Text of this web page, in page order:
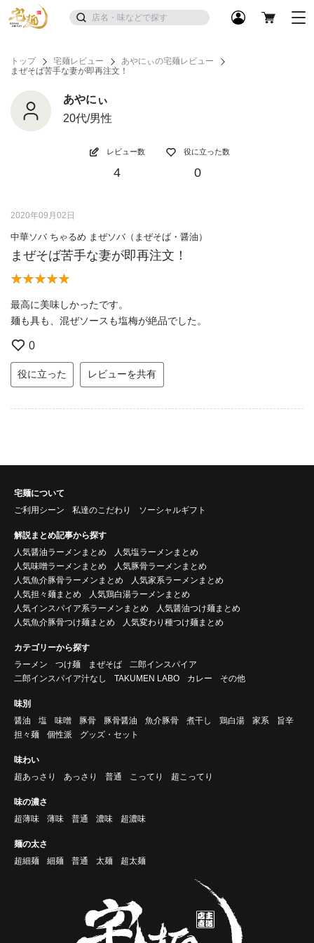
トップ 宅麺レビュー
あやにぃの宅麺レビュー
まぜそば苦手な妻が即再注文！
あやにぃ
20代/男性
レビュー数
4
役に立った数
0
2020年09月02日
中華ソバ ちゃるめ まぜソバ（まぜそば・醤油）
まぜそば苦手な妻が即再注文！
最高に美味しかったです。
麺も具も、混ぜソースも塩梅が絶品でした。
0
役に立った レビューを共有
宅麺について
ご利用シーン
私達のこだわり ソーシャルギフト
解説まとめ記事から探す
人気醤油ラーメンまとめ
人気塩ラーメンまとめ
人気味噌ラーメンまとめ
人気豚骨ラーメンまとめ
人気魚介豚骨ラーメンまとめ
人気家系ラーメンまとめ
人気担々麺まとめ
人気鶏白湯ラーメンまとめ
人気インスパイア系ラーメンまとめ
人気醤油つけ麺まとめ
人気魚介豚骨つけ麺まとめ
人気変わり種つけ麺まとめ
カテゴリーから探す
ラーメン
つけ麺 まぜそば
二郎インスパイア
二郎インスパイア汁なし
TAKUMEN LABO カレー その他
味別
醤油
塩 味噌 豚骨 豚骨醤油 魚介豚骨 煮干し 鶏白湯 家系
旨辛
担々麺
個性派 グッズ・セット
味わい
超あっさり
あっさり 普通 こってり 超こってり
味の濃さ
超薄味
薄味 普通 濃味 超濃味
麺の太さ
超細麺
細麺 普通 太麺 超太麺